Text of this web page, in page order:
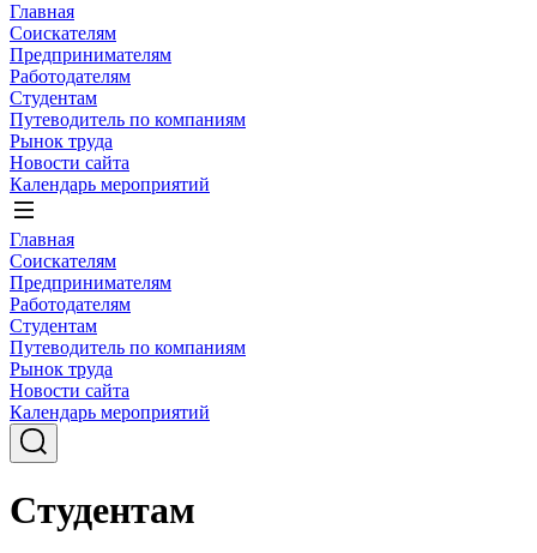
Главная
Соискателям
Предпринимателям
Работодателям
Студентам
Путеводитель по компаниям
Рынок труда
Новости сайта
Календарь мероприятий
Главная
Соискателям
Предпринимателям
Работодателям
Студентам
Путеводитель по компаниям
Рынок труда
Новости сайта
Календарь мероприятий
Студентам